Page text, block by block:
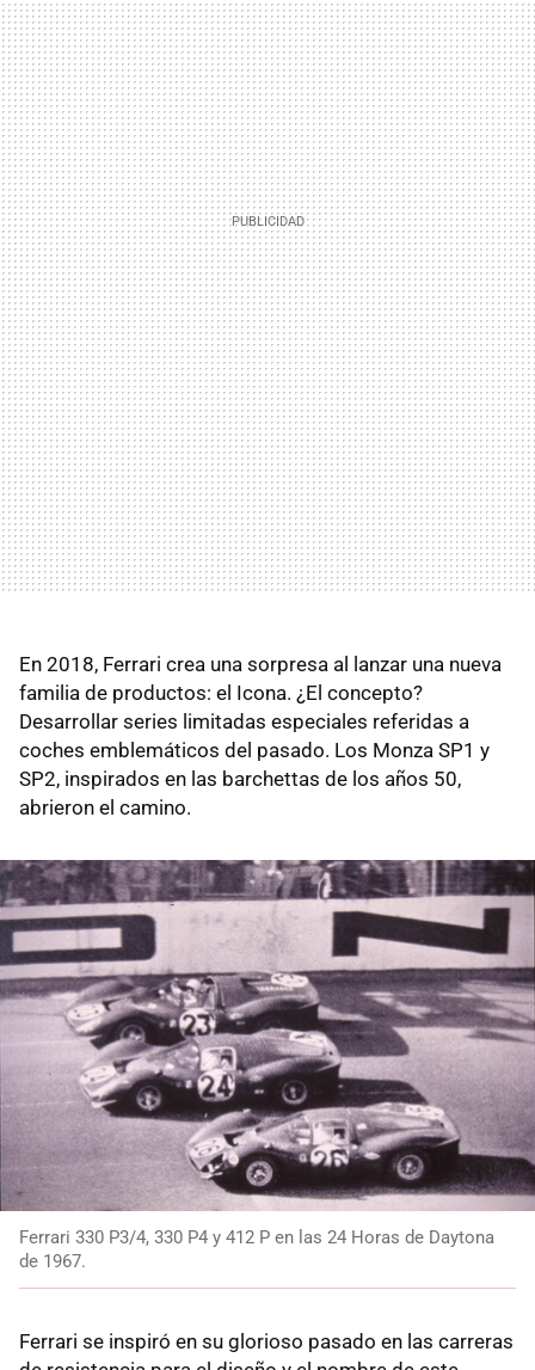
En 2018, Ferrari crea una sorpresa al lanzar una nueva
familia de productos: el Icona. ¿El concepto?
Desarrollar series limitadas especiales referidas a
coches emblemáticos del pasado. Los Monza SP1 y
SP2, inspirados en las barchettas de los años 50,
abrieron el camino.
Ferrari 330 P3/4, 330 P4 y 412 P en las 24 Horas de Daytona
de 1967.
Ferrari se inspiró en su glorioso pasado en las carreras